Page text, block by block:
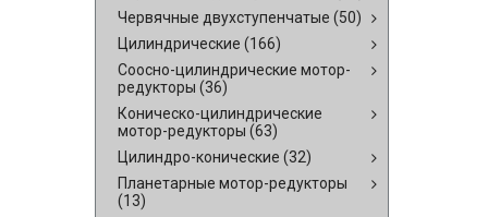
Червячные двухступенчатые (50)
Цилиндрические (166)
Соосно-цилиндрические мотор-
редукторы (36)
Коническо-цилиндрические
мотор-редукторы (63)
Цилиндро-конические (32)
Планетарные мотор-редукторы
(13)